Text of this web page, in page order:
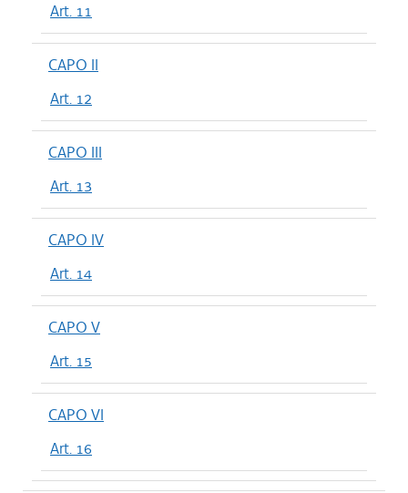
Art. 11
CAPO II
Art. 12
CAPO III
Art. 13
CAPO IV
Art. 14
CAPO V
Art. 15
CAPO VI
Art. 16